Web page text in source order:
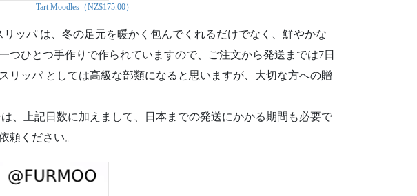
Tart Moodles（NZ$175.00）
ッパ は、冬の足元を暖かく包んでくれるだけでなく、鮮やかな
つひとつ手作りで作られていますので、ご注文から発送までは7日
リッパ としては高級な部類になると思いますが、大切な方への贈
、上記日数に加えまして、日本までの発送にかかる期間も必要で
頼ください。